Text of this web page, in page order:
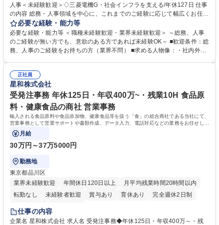
人事＜未経験歓迎＞◇三菱電機G・社会インフラを支える/年休127日 仕事
の内容 総務・人事領域を中心に、これまでのご経験に応じて幅広くお任せ
します。 ＜具体的には＞ ・総務/人事労務（給与・社保・勤怠管理など）
・採用・教育研修 ・福利厚生運用 など ※基本的には事務所勤務ですが、
採用や教育等の業務内容により、関西圏以外への日帰り・宿泊を伴う国内
出張もございます。 ※担当業務を持ちつつ、お互いに助け合いながら、総
必要な経験・能力等
必要な経験・能力等 ＜職種未経験歓迎・業界未経験歓迎＞ ～総務、人事
のご経験が無い方でも、意欲のある方であれば未経験OK～ ■歓迎条件：総
務、人事のご経験をお持ちの方（業界不問） ■求める人物像：・社内外の
正社員
星和株式会社
受発注事務 年休125日・年収400万~・残業10H 食品原
料・健康食品の商社 営業事務
輸入される食品原料や食品添加物、健康食品等を扱う「食」の総合商社である当社にて、
営業事務として営業サポートや書類作成、データ入力、電話対応などの業務をお任せしま
す。
月給
30万円～37万5000円
勤務地
東京都品川区
業界未経験歓迎
年間休日120日以上
月平均残業時間20時間以内
転勤なし
未経験者歓迎 賞与あり 育休あり
完全週休2日制
交通費支給
仕事の内容
企業名 星和株式会社 求人名 受発注事務◆年休125日・年収400万～・残